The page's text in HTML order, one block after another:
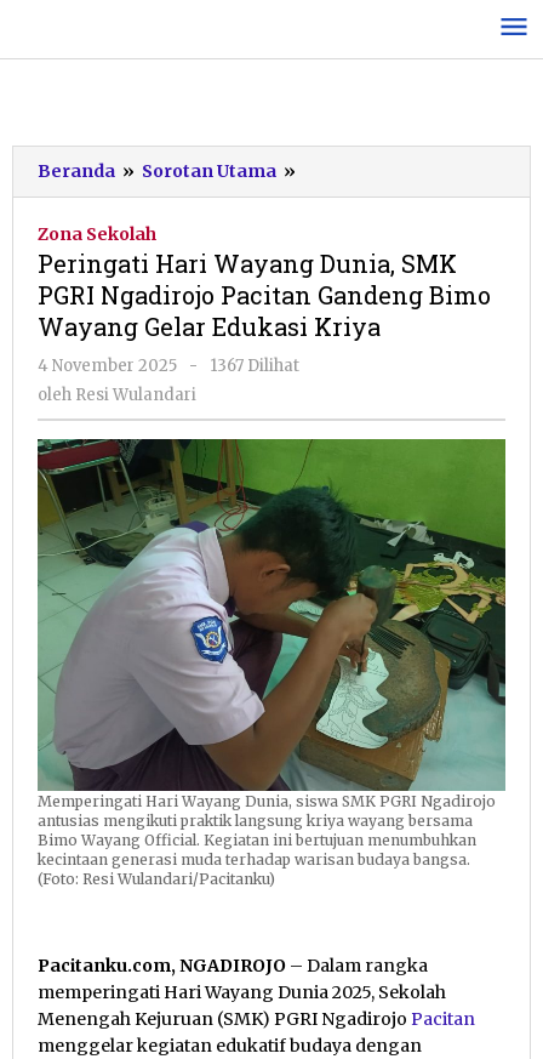
konten
Beranda » Sorotan Utama »
Hari
SMK
PGRI
Ngadirojo
Pacitan
Gandeng
Wayang
Gelar
Edukasi
Kriya
Zona Sekolah
Peringati Hari Wayang Dunia, SMK
PGRI Ngadirojo Pacitan Gandeng Bimo
Wayang Gelar Edukasi Kriya
4 November 2025
oleh
Resi
-
1367 Dilihat
oleh Resi Wulandari
Memperingati Hari Wayang Dunia, siswa SMK PGRI Ngadirojo
antusias mengikuti praktik langsung kriya wayang bersama
Bimo Wayang Official. Kegiatan ini bertujuan menumbuhkan
kecintaan generasi muda terhadap warisan budaya bangsa.
(Foto: Resi Wulandari/Pacitanku)
Pacitanku.com, NGADIROJO – Dalam rangka
memperingati Hari Wayang Dunia 2025, Sekolah
Menengah Kejuruan (SMK) PGRI Ngadirojo Pacitan
menggelar kegiatan edukatif budaya dengan